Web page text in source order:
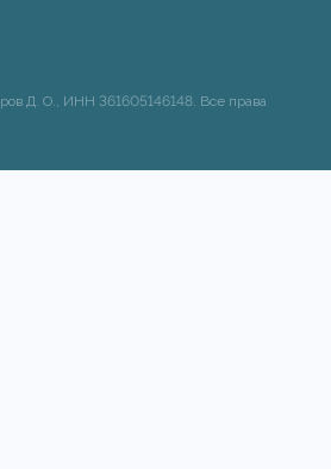
Д. О., ИНН 361605146148. Все права